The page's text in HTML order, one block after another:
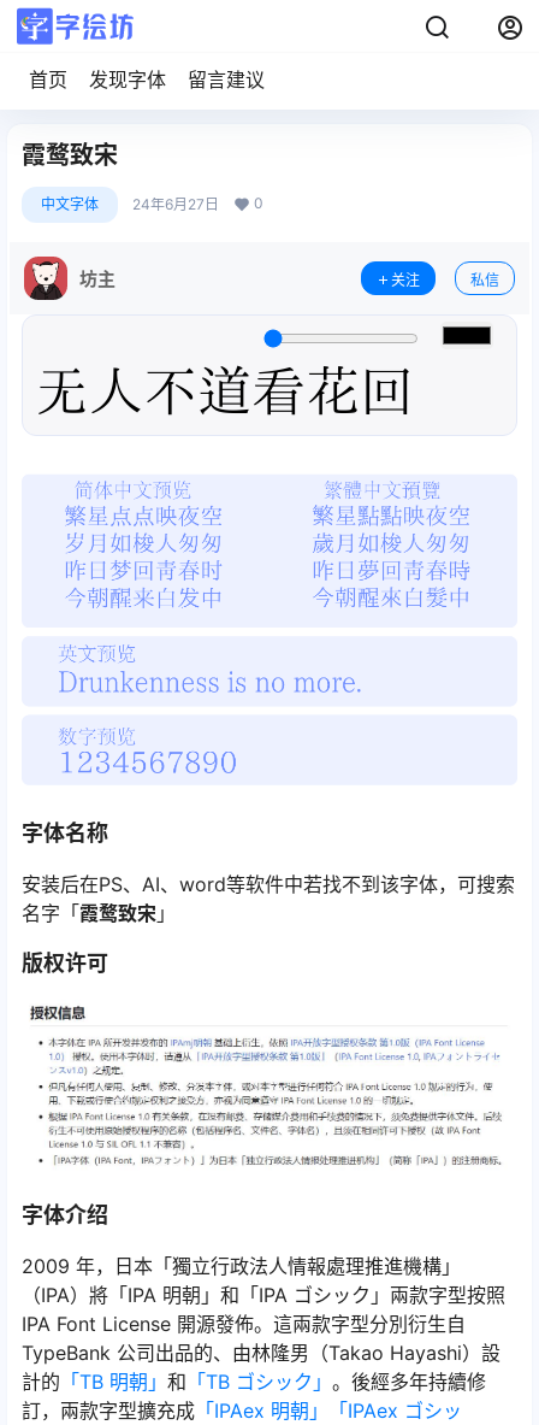
首页 发现字体 留言建议
霞鹜致宋
中文字体 24年6月27日 0
坊主 关注 私信
无人不道看花回
字体名称
安装后在PS、AI、word等软件中若找不到该字体，可搜索
名字「霞鹜致宋 」
版权许可
字体介绍
2009 年，日本「獨立行政法人情報處理推進機構」
（IPA）將「IPA 明朝」和「IPA ゴシック」兩款字型按照
IPA Font License 開源發佈。這兩款字型分別衍生自
TypeBank 公司出品的、由林隆男（Takao Hayashi）設
計的 「TB 明朝」 和 「TB ゴシック」 。後經多年持續修
訂，兩款字型擴充成 「IPAex 明朝」「IPAex ゴシッ